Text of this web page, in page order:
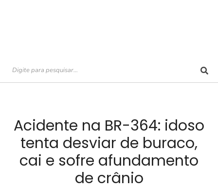
Acidente na BR-364: idoso
tenta desviar de buraco,
cai e sofre afundamento
de crânio